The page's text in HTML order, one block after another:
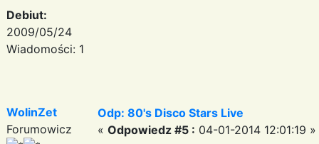
Debiut:
2009/05/24
Wiadomości: 1
WolinZet
Forumowicz
Odp: 80's Disco Stars Live
« Odpowiedz #5 : 04-01-2014 12:01:19 »